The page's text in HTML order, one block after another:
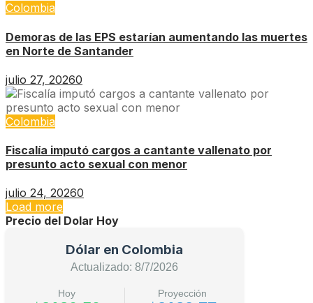
Colombia
Demoras de las EPS estarían aumentando las muertes
en Norte de Santander
julio 27, 20260
Colombia
Fiscalía imputó cargos a cantante vallenato por
presunto acto sexual con menor
julio 24, 20260
Load more
Precio del Dolar Hoy
Dólar en Colombia
Actualizado: 8/7/2026
Hoy Proyección